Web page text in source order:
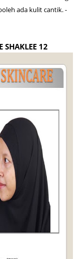
ada kulit cantik. -
SHAKLEE 12